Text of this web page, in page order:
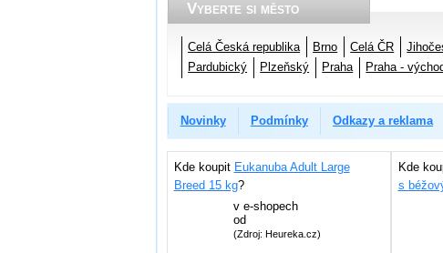
Vyberte si město
Celá Česká republika Brno Celá ČR
Pardubický
Plzeňský Praha Praha -
Novinky Podmínky Odkazy a reklama
Kde koupit Eukanuba Adult Large
Breed 15 kg?
v e-shopech
od
(Zdroj: Heureka.cz)
Kde
s